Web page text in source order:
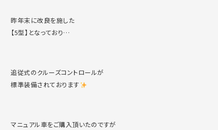
昨年末に改良を施した
【5型】となっており…
追従式のクルーズコントロールが
標準装備されております
マニュアル車をご購入頂いたのですが